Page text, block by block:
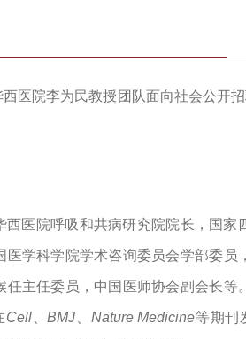
医院李为民教授团队面向社会公开
医院呼吸和共病研究院院长，国家
学科学院学术咨询委员会学部委员
主任委员，中国医师协会副会长等
Cell、BMJ Nature Medicine等期刊